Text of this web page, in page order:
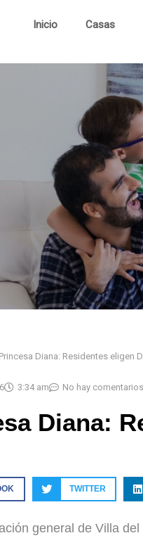
Inicio Casas
Princesa Diana: Residentes eligen
3:34 am No hay comentarios
Diana:
TWITTER
general de Villa